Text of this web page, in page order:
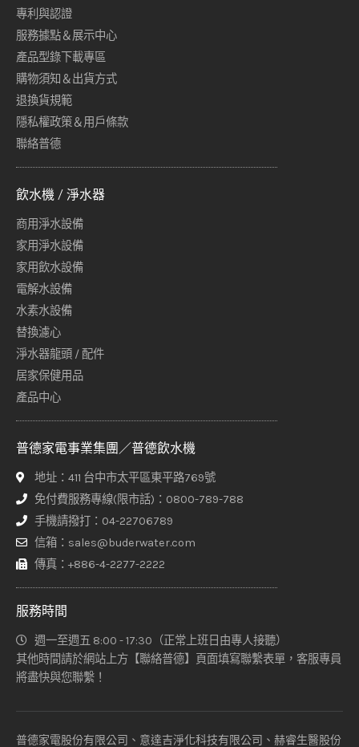
專利與認證
服務據點＆展示中心
產品型錄下載專區
購物須知＆出貨方式
退換貨規範
隱私權政策＆用戶條款
聯絡普德
飲水機 / 淨水器
商用淨水設備
家用淨水設備
家用飲水設備
電解水設備
水素水設備
替換濾心
淨水器龍頭 / 配件
居家保健用品
產品中心
普德家電事業集團／普德飲水機
地址：411 台中市太平區東平路769號
免付費服務專線(限市話)：0800-789-788
手機請撥打：04-22706789
信箱：sales@buderwater.com
傳真：+886-4-2277-2222
服務時間
週一至週五 8:00 - 17:30（正常上班日由專人接聽）
其他時間請於網站上方【聯絡普德】頁面填寫聯繫表單，客服專員
將盡快與您聯繫！
普德家電股份有限公司、意達吉淨化科技有限公司、赫睿生醫股份